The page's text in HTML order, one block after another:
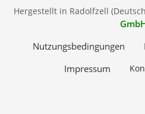
Hergestellt in Radolfzell
Nutzungsbedingungen
Impressum